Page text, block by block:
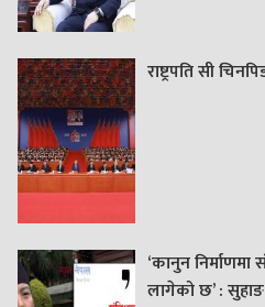
राष्ट्रपति सी
‘कानुन
लागेको छ’ : सुहाङ